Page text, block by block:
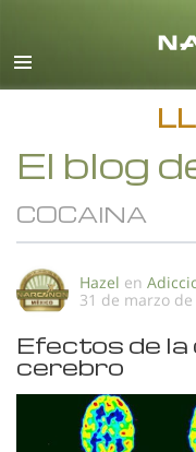
El blog
COCAINA
Hazel en
31 de marzo de
Efectos de la
cerebro